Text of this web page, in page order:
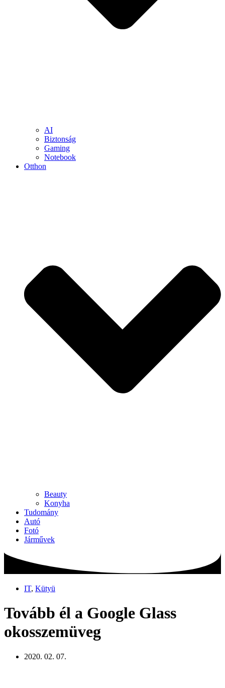
AI
Biztonság
Gaming
Notebook
Otthon
Beauty
Konyha
Tudomány
Autó
Fotó
Járművek
IT, Kütyü
Tovább él a Google Glass
okosszemüveg
2020. 02. 07.